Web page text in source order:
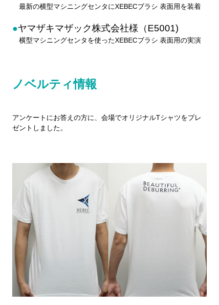
最新の横型マシニングセンタにXEBECブラシ 表面用を装着
●ヤマザキマザック株式会社様（E5001)
横型マシニングセンタを使ったXEBECブラシ 表面用の実演
ノベルティ情報
アンケートにお答えの方に、会場でオリジナルTシャツをプレ
ゼントしました。